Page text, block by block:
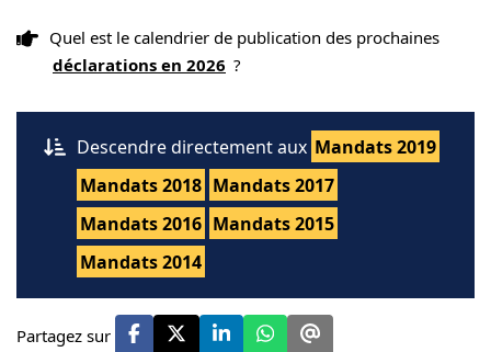
Quel est le calendrier de publication des prochaines
déclarations en 2026 ?
Descendre directement aux Mandats 2019
Mandats 2018 Mandats 2017
Mandats 2016 Mandats 2015
Mandats 2014
Partagez sur